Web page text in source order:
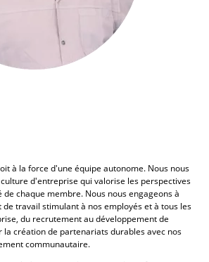
à la force d'une équipe autonome. Nous nous
d'entreprise qui valorise les perspectives
chaque membre. Nous nous engageons à
travail stimulant à nos employés et à tous les
du recrutement au développement de
la création de partenariats durables avec nos
communautaire.